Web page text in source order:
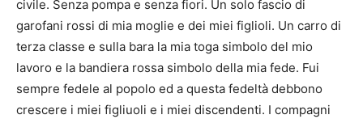
civile. Senza pompa e senza fiori. Un solo fascio di
garofani rossi di mia moglie e dei miei figlioli. Un carro di
terza classe e sulla bara la mia toga simbolo del mio
lavoro e la bandiera rossa simbolo della mia fede. Fui
sempre fedele al popolo ed a questa fedeltà debbono
crescere i miei figliuoli e i miei discendenti. I compagni